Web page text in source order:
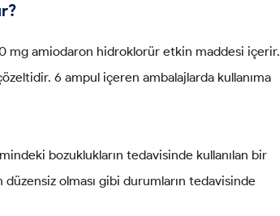
mg amiodaron hidroklorür etkin maddesi içerir.
6 ampul içeren ambalajlarda kullanıma
bozuklukların tedavisinde kullanılan bir
düzensiz olması gibi durumların tedavisinde